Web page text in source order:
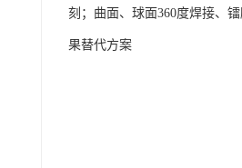
刻；曲面、球面360度焊接、
果替代方案